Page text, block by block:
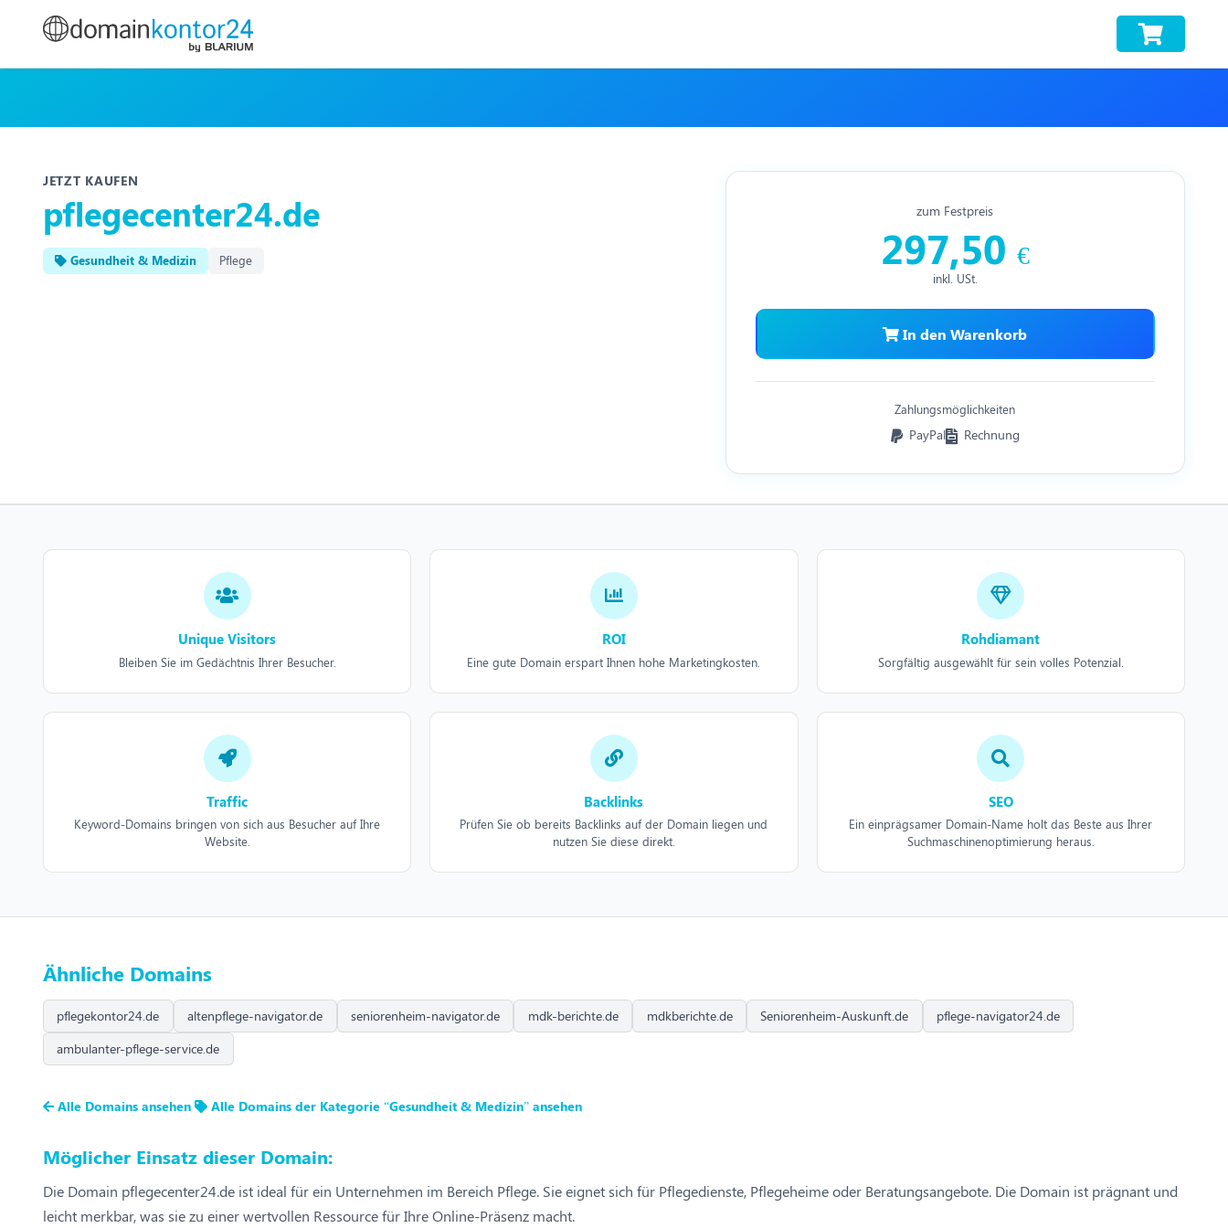
JETZT KAUFEN
pflegecenter24.de
Gesundheit & Medizin Pflege
zum Festpreis
297,50 €
inkl. USt.
In den Warenkorb
Zahlungsmöglichkeiten
PayPal Rechnung
Unique Visitors
Bleiben Sie im Gedächtnis Ihrer Besucher.
ROI
Eine gute Domain erspart Ihnen hohe Marketingkosten.
Rohdiamant
Sorgfältig ausgewählt für sein volles Potenzial.
Traffic
Keyword-Domains bringen von sich aus Besucher auf Ihre
Website.
Backlinks
Prüfen Sie ob bereits Backlinks auf der Domain liegen und
nutzen Sie diese direkt.
SEO
Ein einprägsamer Domain-Name holt das Beste aus Ihrer
Suchmaschinenoptimierung heraus.
Ähnliche Domains
pflegekontor24.de altenpflege-navigator.de seniorenheim-navigator.de mdk-berichte.de mdkberichte.de Seniorenheim-Auskunft.de
pflege-navigator24.de
ambulanter-pflege-service.de
Alle Domains ansehen Alle Domains der Kategorie “Gesundheit & Medizin” ansehen
Möglicher Einsatz dieser Domain:
Die Domain pflegecenter24.de ist ideal für ein Unternehmen im Bereich Pflege. Sie eignet sich für Pflegedienste, Pflegeheime oder Beratungsangebote. Die Domain ist prägnant und
leicht merkbar, was sie zu einer wertvollen Ressource für Ihre Online-Präsenz macht.